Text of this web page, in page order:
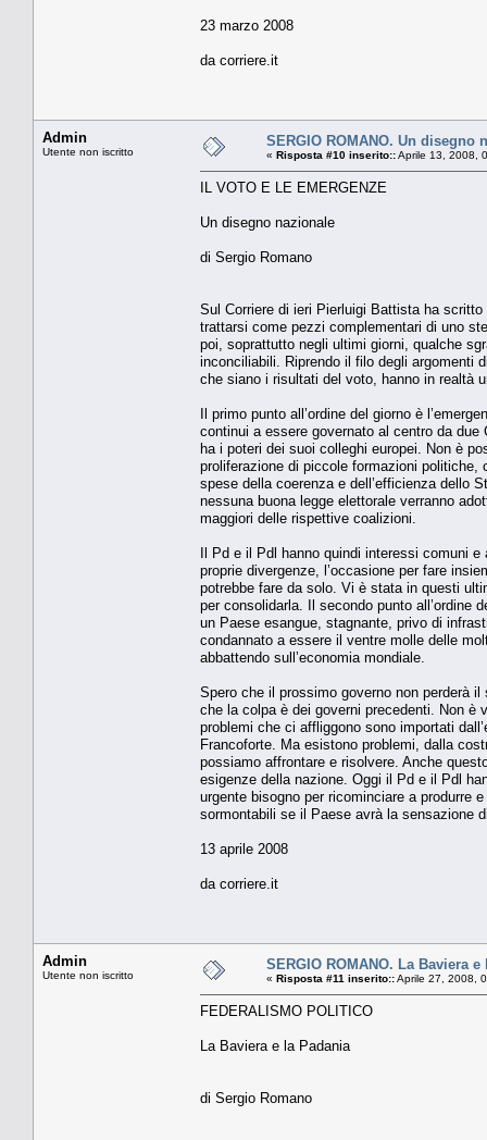
23 marzo 2008
da corriere.it
Admin
Utente non iscritto
SERGIO ROMANO. Un disegno
« Risposta #10 inserito::Aprile 13, 2008,
IL VOTO E LE EMERGENZE
Un disegno nazionale
di Sergio Romano
Sul Corriere di ieri Pierluigi Battista ha
trattarsi come pezzi complementari di uno
poi, soprattutto negli ultimi giorni, qualche
inconciliabili. Riprendo il filo degli argomenti
che siano i risultati del voto, hanno in realtà
Il primo punto all’ordine del giorno è
continui a essere governato al centro da
ha i poteri dei suoi colleghi europei. Non è
proliferazione di piccole formazioni
spese della coerenza e dell’efficienza dello
nessuna buona legge elettorale verranno
maggiori delle rispettive coalizioni.
Il Pd e il Pdl hanno quindi interessi comuni e
proprie divergenze, l’occasione per fare
potrebbe fare da solo. Vi è stata in questi
per consolidarla. Il secondo punto all’ordine
un Paese esangue, stagnante, privo di
condannato a essere il ventre molle delle
abbattendo sull’economia mondiale.
Spero che il prossimo governo non perderà
che la colpa è dei governi precedenti. Non
problemi che ci affliggono sono importati
Francoforte. Ma esistono problemi, dalla
possiamo affrontare e risolvere. Anche
esigenze della nazione. Oggi il Pd e il Pdl
urgente bisogno per ricominciare a produrre
sormontabili se il Paese avrà la sensazione
13 aprile 2008
da corriere.it
Admin
Utente non iscritto
SERGIO ROMANO. La Baviera e
« Risposta #11 inserito::Aprile 27, 2008,
FEDERALISMO POLITICO
La Baviera e la Padania
di Sergio Romano